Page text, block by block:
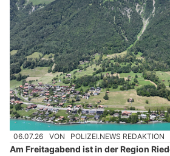
06.07.26 VON POLIZEI.NEWS REDAKTION
Am Freitagabend ist in der Region